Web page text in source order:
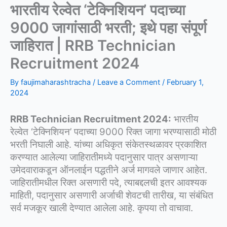
भारतीय रेल्वेत ‘टेक्निशियन’ पदाच्या
9000 जागांसाठी भरती; इथे पहा संपूर्ण
जाहिरात | RRB Technician
Recruitment 2024
By faujimaharashtracha / Leave a Comment / February 1,
2024
RRB Technician Recruitment 2024: भारतीय
रेल्वेत ‘टेक्निशियन’ पदाच्या 9000 रिक्त जागा भरण्यासाठी मोठी
भरती निघाली आहे. यांच्या अधिकृत संकेतस्थळावर प्रकाशित
करण्यात आलेल्या जाहिरातीमध्ये पदानुसार पात्र असणाऱ्या
उमेदवाराकडून ऑनलाईन पद्धतीने अर्ज मागवले जाणार आहेत.
जाहिरातीमधील रिक्त असणारी पदे, त्याबद्दलची इतर आवश्यक
माहिती, पदानुसार असणारी अर्जाची शेवटची तारीख, या संबंधित
सर्व मजकूर खाली देण्यात आलेला आहे. कृपया तो वाचावा.